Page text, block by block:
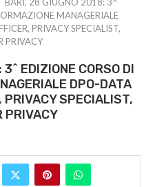
MANAGERIALE
PRIVACY SPECIALIST,
PRIVACY
EDIZIONE CORSO DI
DPO-DATA
PRIVACY SPECIALIST,
PRIVACY